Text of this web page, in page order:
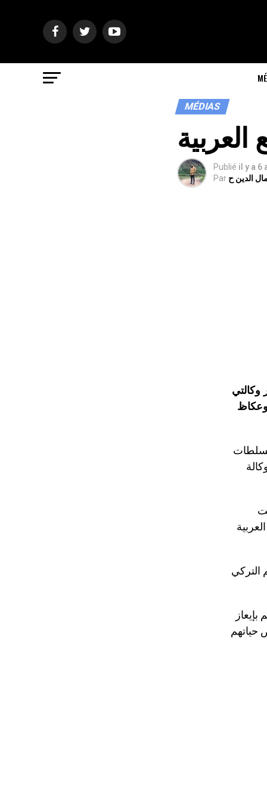
MÉDIAS
Publié il y a 6
Par الدين ح
وكالتي
وعكاظ
التركي
حياتهم